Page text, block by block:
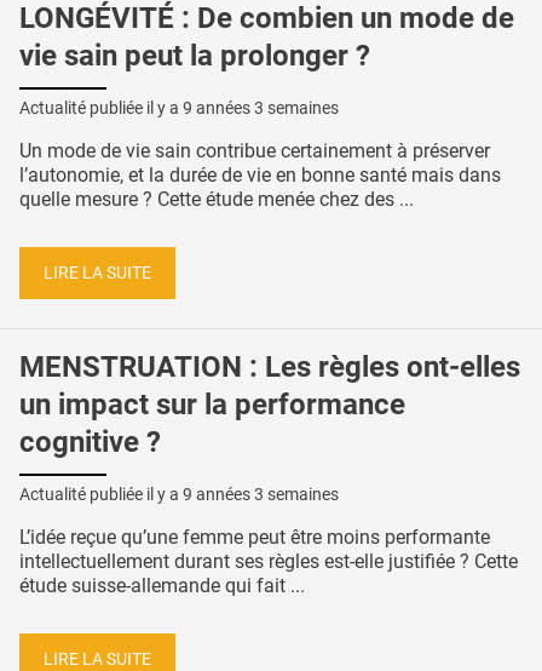
LONGÉVITÉ : De combien un mode de
vie sain peut la prolonger ?
Actualité publiée il y a 9 années 3 semaines
Un mode de vie sain contribue certainement à préserver
l’autonomie, et la durée de vie en bonne santé mais dans
quelle mesure ? Cette étude menée chez des ...
LIRE LA SUITE
MENSTRUATION : Les règles ont-elles
un impact sur la performance
cognitive ?
Actualité publiée il y a 9 années 3 semaines
L’idée reçue qu’une femme peut être moins performante
intellectuellement durant ses règles est-elle justifiée ? Cette
étude suisse-allemande qui fait ...
LIRE LA SUITE